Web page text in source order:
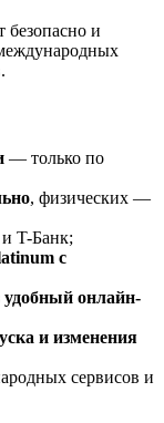
безопасно и
— только по
, физических —
T-Банк;
с
удобный онлайн-
и изменения
сервисов и